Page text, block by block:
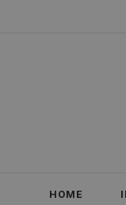
HOME